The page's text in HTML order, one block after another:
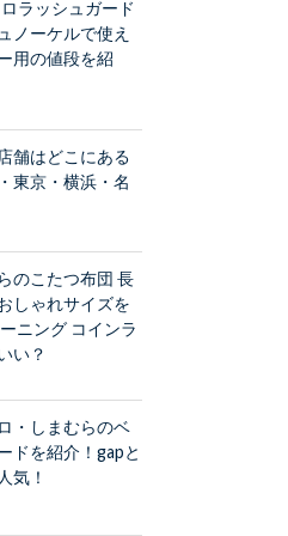
ラッシュガード
ノーケルで使え
用の値段を紹
舗はどこにある
東京・横浜・名
のこたつ布団 長
しゃれサイズを
ニング コインラ
い？
・しまむらのベ
ドを紹介！gapと
気！